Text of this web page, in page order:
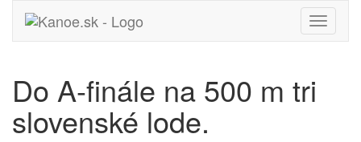
Toggle
Do A-finále na 500 m tri
slovenské lode.